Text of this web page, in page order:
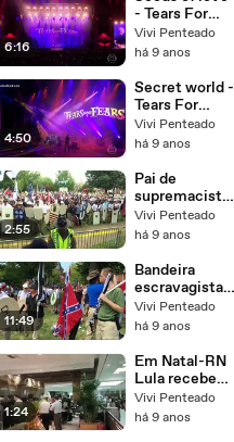
6:16
- Tears For
Fears
Vivi Penteado
há 9 anos
4:50
Secret world -
Tears For
Fears
Vivi Penteado
há 9 anos
2:55
Pai de
supremacista
divulga
desabafo
protestos em
Charlottesvill
e
Vivi Penteado
há 9 anos
11:49
Bandeira
escravagista
causa orgulho
na cidade
dos EUA
Vivi Penteado
há 9 anos
1:24
Em Natal-RN
Lula recebe
vaias e é
impedido de
Vivi Penteado
há 9 anos